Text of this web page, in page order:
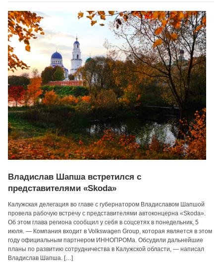
Владислав Шапша встретился с
представителями «Skoda»
Калужская делегация во главе с губернатором Владиславом Шапшой
провела рабочую встречу с представителями автоконцерна «Skoda».
Об этом глава региона сообщил у себя в соцсетях в понедельник, 5
июля. — Компания входит в Volkswagen Group, которая является в этом
году официальным партнером ИННОПРОМа. Обсудили дальнейшие
планы по развитию сотрудничества в Калужской области, — написал
Владислав Шапша. […]